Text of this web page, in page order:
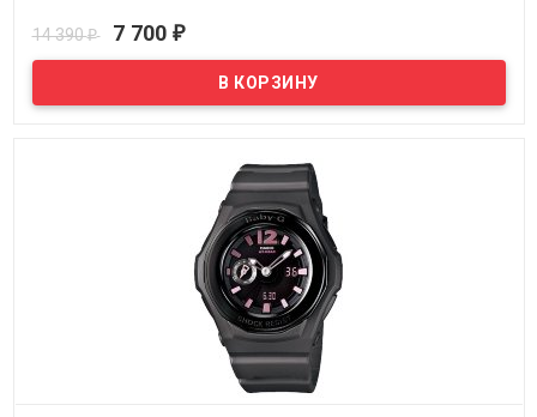
14 390₽ 7 700 ₽